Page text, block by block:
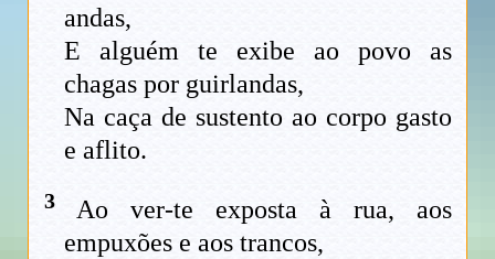
andas,
E alguém te exibe ao povo as
chagas por guirlandas,
Na caça de sustento ao corpo gasto
e aflito.
3Ao ver-te exposta à rua, aos
empuxões e aos trancos,